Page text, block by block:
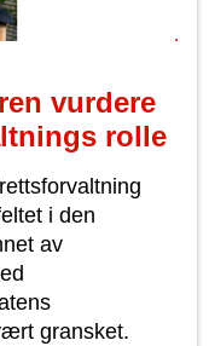
vurdere
rolle
i den
av
gransket.